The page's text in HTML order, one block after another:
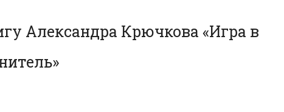
Александра Крючкова «Игра в